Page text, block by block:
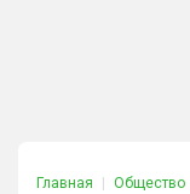
Главная Общество